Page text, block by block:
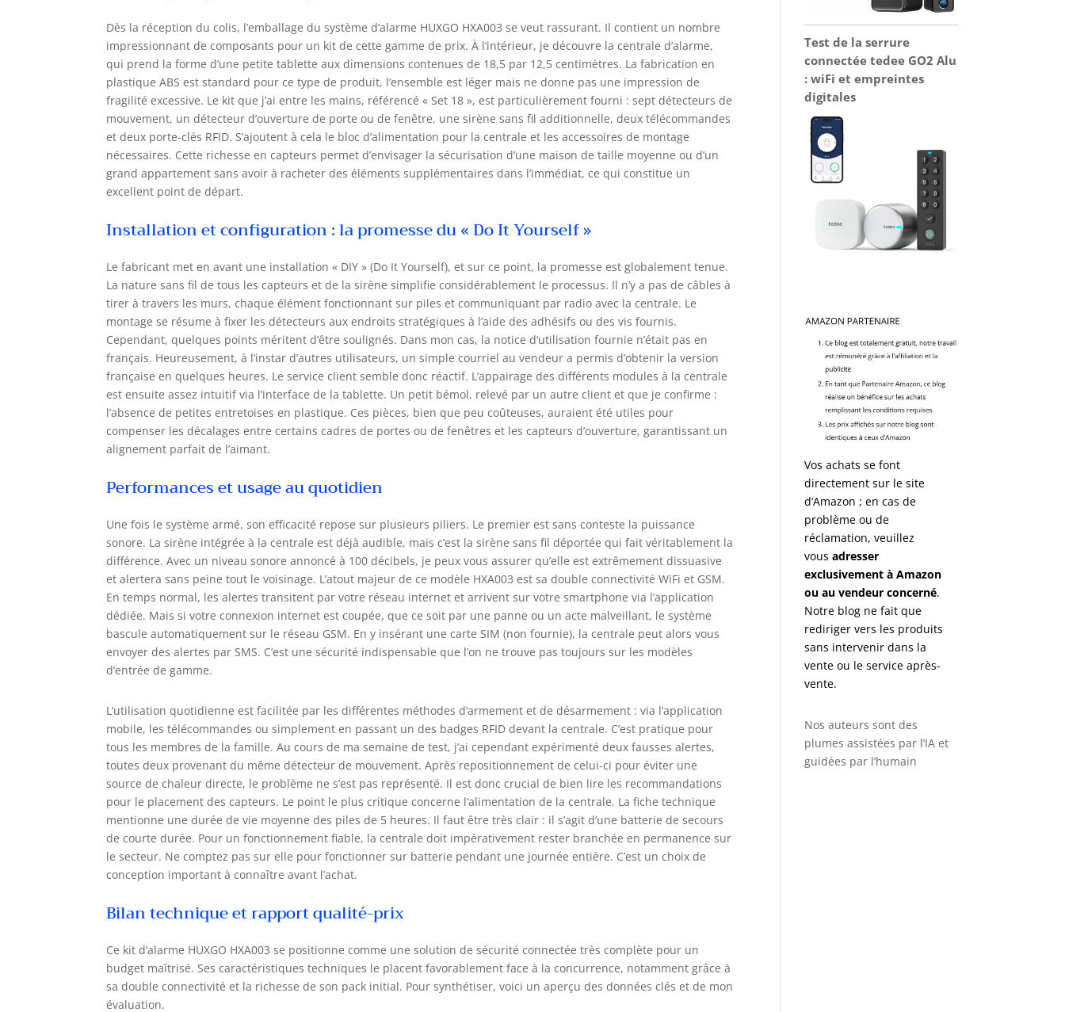
iOS et Android vous permet de contrôler notre alarme ainsi que
d'autres périphériques de différents fabricants. De cette façon, vous
créez votre maison intelligente que vous pouvez contrôler sur votre
smartphone. INSTALLATION INDÉPENDANTE : Les capteurs d'alarme
maison sans fil permettent une installation rapide et efficace du
système. Aucun câblage supplémentaire n'est requis, et l'ensemble
contient également les accessoires nécessaires à l'installation (ruban
adhésif de vis à vis à goujons) KIT : panneau de commande, sirène
sans fil, 7x détecteur de mouvement PIR, 1x détecteur d'ouverture de
porte/fenêtre, 2x télécommande, 2x porte-clés RFiD, adaptateur
Dès la réception du colis, l’emballage du système d’alarme HUXGO HXA003 se veut rassurant. Il contient un nombre
impressionnant de composants pour un kit de cette gamme de prix. À l’intérieur, je découvre la centrale d’alarme,
qui prend la forme d’une petite tablette aux dimensions contenues de 18,5 par 12,5 centimètres. La fabrication en
plastique ABS est standard pour ce type de produit, l’ensemble est léger mais ne donne pas une impression de
fragilité excessive. Le kit que j’ai entre les mains, référencé « Set 18 », est particulièrement fourni : sept détecteurs de
mouvement, un détecteur d’ouverture de porte ou de fenêtre, une sirène sans fil additionnelle, deux télécommandes
et deux porte-clés RFID. S’ajoutent à cela le bloc d’alimentation pour la centrale et les accessoires de montage
nécessaires. Cette richesse en capteurs permet d’envisager la sécurisation d’une maison de taille moyenne ou d’un
grand appartement sans avoir à racheter des éléments supplémentaires dans l’immédiat, ce qui constitue un
excellent point de départ.
Installation et configuration : la promesse du « Do It Yourself »
Le fabricant met en avant une installation « DIY » (Do It Yourself), et sur ce point, la promesse est globalement tenue.
La nature sans fil de tous les capteurs et de la sirène simplifie considérablement le processus. Il n’y a pas de câbles à
tirer à travers les murs, chaque élément fonctionnant sur piles et communiquant par radio avec la centrale. Le
montage se résume à fixer les détecteurs aux endroits stratégiques à l’aide des adhésifs ou des vis fournis.
Cependant, quelques points méritent d’être soulignés. Dans mon cas, la notice d’utilisation fournie n’était pas en
français. Heureusement, à l’instar d’autres utilisateurs, un simple courriel au vendeur a permis d’obtenir la version
française en quelques heures. Le service client semble donc réactif. L’appairage des différents modules à la centrale
est ensuite assez intuitif via l’interface de la tablette. Un petit bémol, relevé par un autre client et que je confirme :
l’absence de petites entretoises en plastique. Ces pièces, bien que peu coûteuses, auraient été utiles pour
compenser les décalages entre certains cadres de portes ou de fenêtres et les capteurs d’ouverture, garantissant un
alignement parfait de l’aimant.
Performances et usage au quotidien
Une fois le système armé, son efficacité repose sur plusieurs piliers. Le premier est sans conteste la puissance
sonore. La sirène intégrée à la centrale est déjà audible, mais c’est la sirène sans fil déportée qui fait véritablement la
différence. Avec un niveau sonore annoncé à 100 décibels, je peux vous assurer qu’elle est extrêmement dissuasive
et alertera sans peine tout le voisinage. L’atout majeur de ce modèle HXA003 est sa double connectivité WiFi et GSM.
En temps normal, les alertes transitent par votre réseau internet et arrivent sur votre smartphone via l’application
dédiée. Mais si votre connexion internet est coupée, que ce soit par une panne ou un acte malveillant, le système
bascule automatiquement sur le réseau GSM. En y insérant une carte SIM (non fournie), la centrale peut alors vous
envoyer des alertes par SMS. C’est une sécurité indispensable que l’on ne trouve pas toujours sur les modèles
d’entrée de gamme.
L’utilisation quotidienne est facilitée par les différentes méthodes d’armement et de désarmement : via l’application
mobile, les télécommandes ou simplement en passant un des badges RFID devant la centrale. C’est pratique pour
tous les membres de la famille. Au cours de ma semaine de test, j’ai cependant expérimenté deux fausses alertes,
toutes deux provenant du même détecteur de mouvement. Après repositionnement de celui-ci pour éviter une
source de chaleur directe, le problème ne s’est pas représenté. Il est donc crucial de bien lire les recommandations
pour le placement des capteurs. Le point le plus critique concerne l’alimentation de la centrale. La fiche technique
mentionne une durée de vie moyenne des piles de 5 heures. Il faut être très clair : il s’agit d’une batterie de secours
de courte durée. Pour un fonctionnement fiable, la centrale doit impérativement rester branchée en permanence sur
le secteur. Ne comptez pas sur elle pour fonctionner sur batterie pendant une journée entière. C’est un choix de
conception important à connaître avant l’achat.
Bilan technique et rapport qualité-prix
Ce kit d’alarme HUXGO HXA003 se positionne comme une solution de sécurité connectée très complète pour un
budget maîtrisé. Ses caractéristiques techniques le placent favorablement face à la concurrence, notamment grâce à
sa double connectivité et la richesse de son pack initial. Pour synthétiser, voici un aperçu des données clés et de mon
évaluation.
Test de la serrure
connectée tedee GO2 Alu
: wiFi et empreintes
digitales
Vos achats se font
directement sur le site
d’Amazon ; en cas de
problème ou de
réclamation, veuillez
vousadresser
exclusivement à Amazon
ou au vendeur concerné.
Notre blog ne fait que
rediriger vers les produits
sans intervenir dans la
vente ou le service après-
vente.
Nos auteurs sont des
plumes assistées par l’IA et
guidées par l’humain